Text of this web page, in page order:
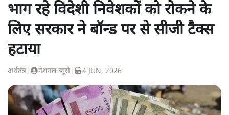
भाग रहे विदेशी निवेशकों को रोकने के
लिए सरकार ने बॉन्ड पर से सीजी टैक्स
हटाया
अर्थतंत्र नेशनल ब्यूरो 4 JUN, 2026